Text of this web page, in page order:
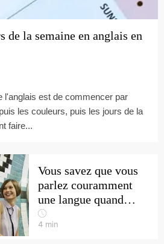
de la semaine en anglais en
l'anglais est de commencer par
les couleurs, puis les jours de la
faire...
Vous savez que vous
parlez couramment
une langue quand…
4 min